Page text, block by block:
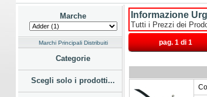
Marche
Marchi Principali Distribuiti
Categorie
Scegli solo i prodotti...
Informazione
Tutti i Prezzi dei
pag. 1 di 1